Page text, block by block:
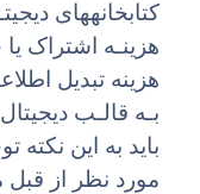
کتابخانههای
هزینـه اشتراک
هزینه تبدیل
بـه قالـب
باید به این نکته
مورد نظر از قبل